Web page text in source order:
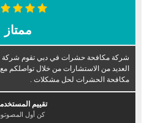
ممتاز
شركة مكافحة حشرات في دبي تقوم شركة
العديد من الاستشارات من خلال
مكافحة الحشرات لحل مشكلات .
تقييم
كن أول